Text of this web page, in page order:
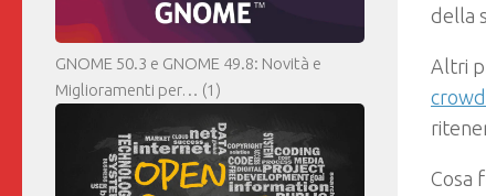
della
Altri
Cosa
GNOME 50.3 e GNOME 49.8: Novità e
Miglioramenti per… (1)